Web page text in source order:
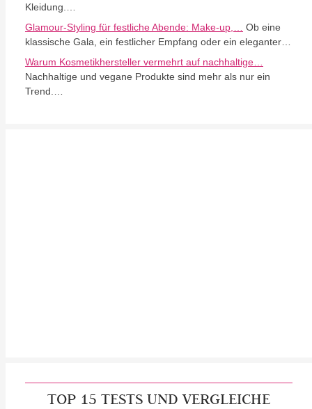
Kleidung.…
Glamour-Styling für festliche Abende: Make-up,…
Ob eine
klassische Gala, ein festlicher Empfang oder ein eleganter…
Warum Kosmetikhersteller vermehrt auf nachhaltige…
Nachhaltige und vegane Produkte sind mehr als nur ein
Trend.…
TOP 15 TESTS UND VERGLEICHE